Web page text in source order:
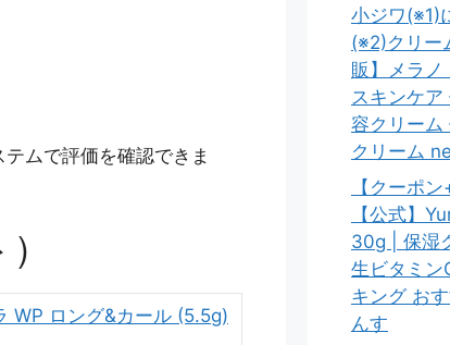
ムで評価を確認できま
WP ロング&カール (5.5g)
小ジワ(※1)
(※2)クリー
販】メラ
スキンケ
容クリーム
クリーム
【クーポ
【公式】
30g | 保湿
生ビタミン
キング お
んす